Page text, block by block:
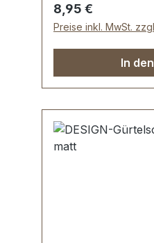
Regulärer Preis:
8,95 €
Preise inkl. MwSt.
In